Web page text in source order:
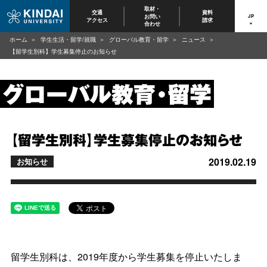
交通
アクセス
取材・
お問い
合わせ
資料
請求
JP
【留学生別科】学生募集停止のお知らせ
2019.02.19
お知らせ
留学生別科は、2019年度から学生募集を停止いたしま
ホーム 学生生活・留学/就職 グローバル教育・留学
ニュース
【留学生別科】学生募集停止のお知らせ